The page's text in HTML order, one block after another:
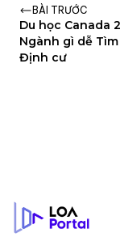
BÀI TRƯỚC
Du học Canada
Ngành gì dễ
Định cư